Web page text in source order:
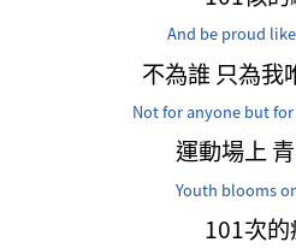
And be proud
不為誰 只為我
Not for anyone but
運動場上
Youth blooms
101次